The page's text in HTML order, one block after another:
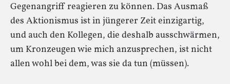
Gegenangriff reagieren zu können. Das Ausmaß
des Aktionismus ist in jüngerer Zeit einzigartig,
und auch den Kollegen, die deshalb ausschwärmen,
um Kronzeugen wie mich anzusprechen, ist nicht
allen wohl bei dem, was sie da tun (müssen).